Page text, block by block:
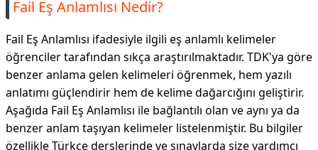
Fail Eş Anlamlısı Nedir?
Fail Eş Anlamlısı ifadesiyle ilgili eş anlamlı kelimeler
öğrenciler tarafından sıkça araştırılmaktadır. TDK'ya göre
benzer anlama gelen kelimeleri öğrenmek, hem yazılı
anlatımı güçlendirir hem de kelime dağarcığını geliştirir.
Aşağıda Fail Eş Anlamlısı ile bağlantılı olan ve aynı ya da
benzer anlam taşıyan kelimeler listelenmiştir. Bu bilgiler
özellikle Türkçe derslerinde ve sınavlarda size yardımcı